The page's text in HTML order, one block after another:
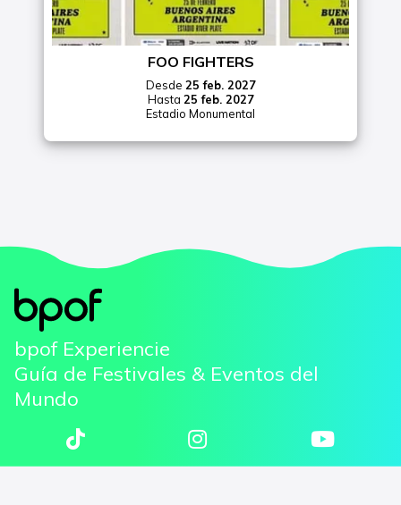
FOO FIGHTERS
Desde 25 feb. 2027
Hasta 25 feb. 2027
Estadio Monumental
bpof Experiencie
Guía de Festivales & Eventos del
Mundo